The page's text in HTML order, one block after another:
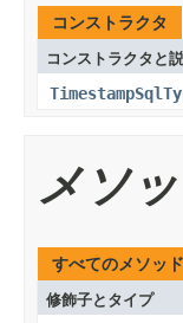
コンストラクタ
コンストラクタと
メソ
すべてのメソッド
修飾子とタイプ